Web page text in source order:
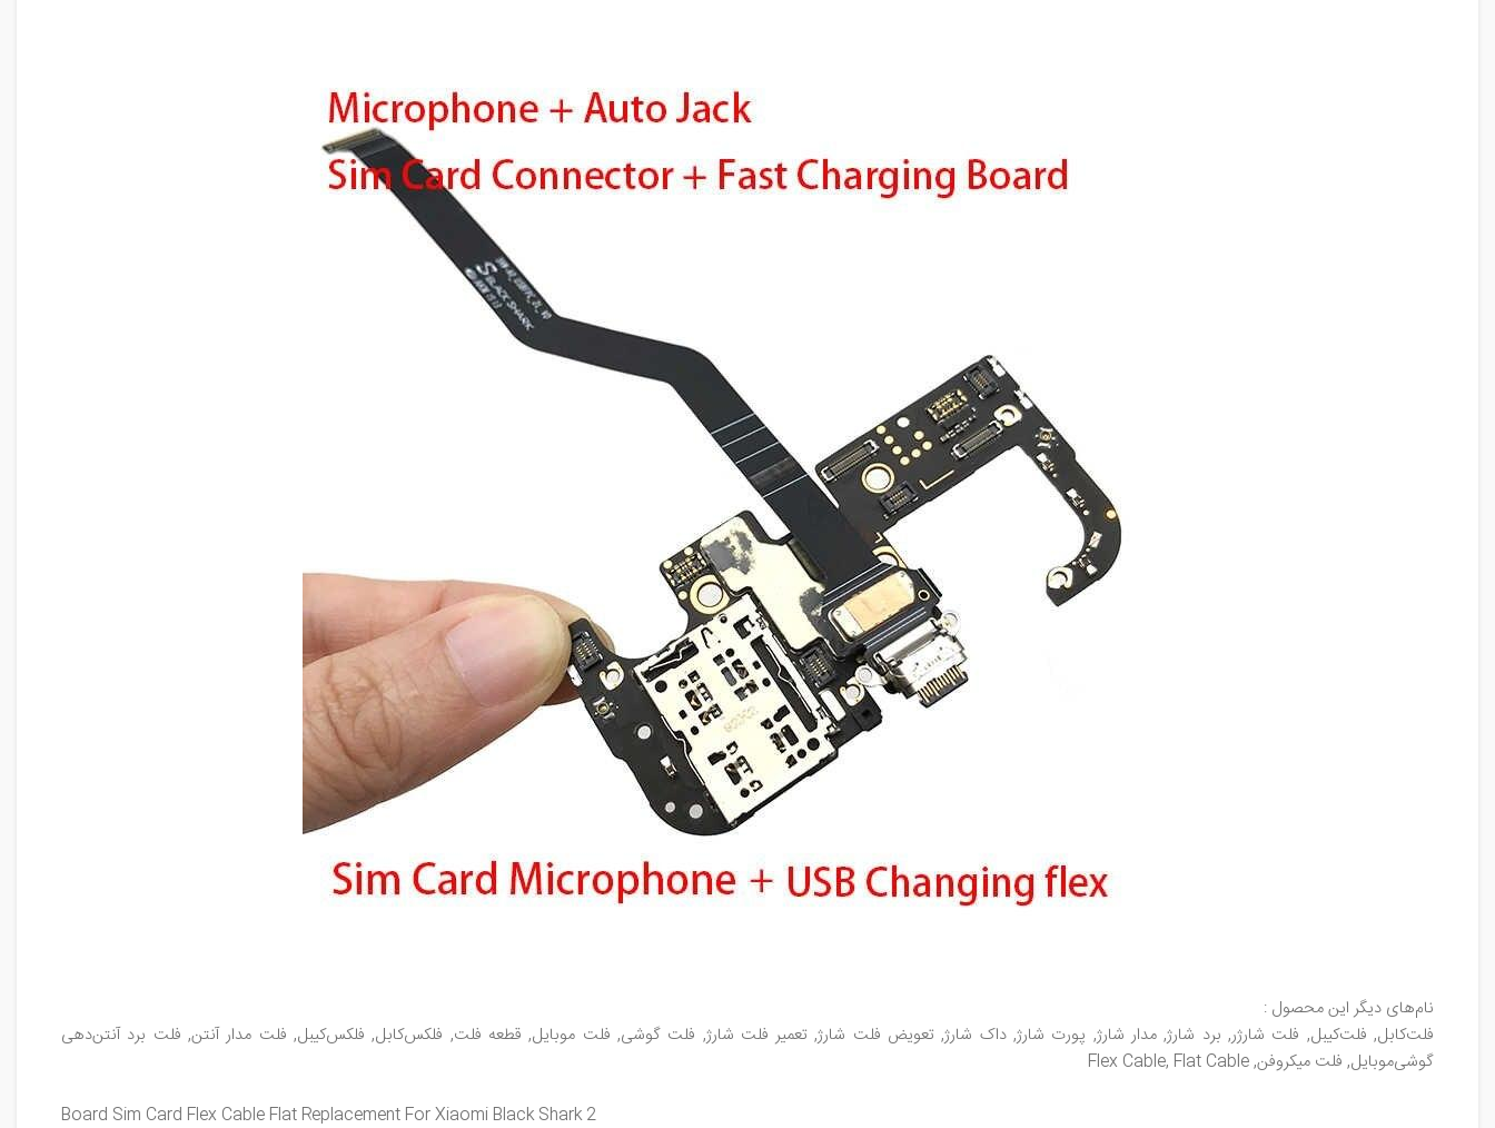
نام‌های دیگر این محصول :
فلت‌کابل, فلت‌کیبل, فلت شارژر, برد شارژ, مدار شارژ, پورت شارژ, داک شارژ, تعویض فلت شارژ, تعمیر فلت شارژ, فلت گوشی, فلت موبایل, قطعه فلت, فلکس‌کابل, فلکس‌کیبل, فلت مدار آنتن, فلت برد آنتن‌دهی
گوشی‌موبایل, فلت میکروفن, Flex Cable, Flat Cable
Board Sim Card Flex Cable Flat Replacement For Xiaomi Black Shark 2